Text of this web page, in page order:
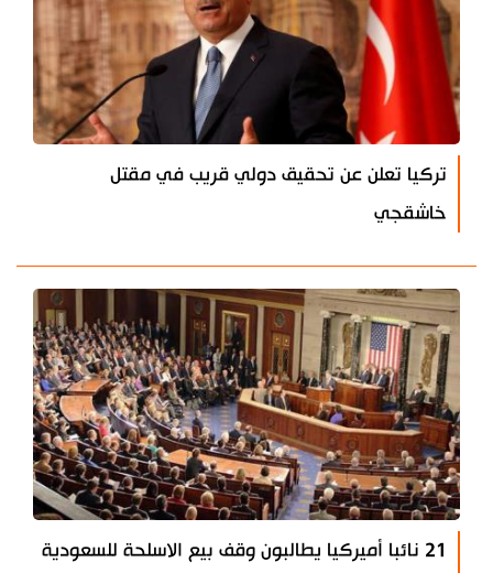
تركيا تعلن عن تحقيق دولي قريب في مقتل
خاشقجي
21 نائبا أميركيا يطالبون وقف بيع الاسلحة للسعودية